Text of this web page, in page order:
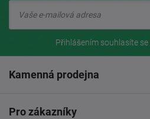
Přihlášením souhlasíte se
Kamenná prodejna
Pro zákazníky